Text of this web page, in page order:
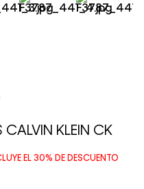
CALVIN KLEIN CK
EL 30% DE DESCUENTO